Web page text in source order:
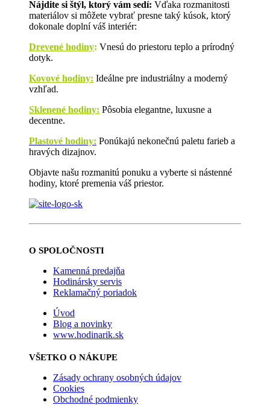
Nájdite si štýl, ktorý vám sedí: Vďaka rozmanitosti
materiálov si môžete vybrať presne taký kúsok, ktorý
dokonale doplní váš interiér:
Drevené hodiny: Vnesú do priestoru teplo a prírodný
dotyk.
Kovové hodiny: Ideálne pre industriálny a moderný
vzhľad.
Sklenené hodiny: Pôsobia elegantne, luxusne a
decentne.
Plastové hodiny: Ponúkajú nekonečnú paletu farieb a
hravých dizajnov.
Objavte našu rozmanitú ponuku a vyberte si nástenné
hodiny, ktoré premenia váš priestor.
O SPOLOČNOSTI
Kamenná predajňa
Hodinársky servis
Reklamačný poriadok
Úvod
Blog a novinky
www.hodinarik.sk
VŠETKO O NÁKUPE
Zásady ochrany osobných údajov
Cookies
Obchodné podmienky